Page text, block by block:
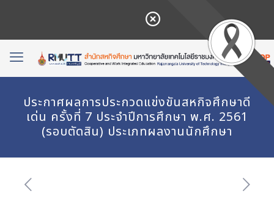
ประกาศผลการประกวดแข่งขันสหกิจศึกษาดี
เด่น ครั้งที่ 7 ประจำปีการศึกษา พ.ศ. 2561
(รอบตัดสิน) ประเภทผลงานนักศึกษา